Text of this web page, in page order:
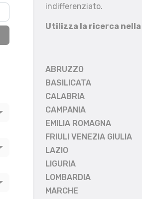
indifferenziato.
Utilizza la ricerca
ABRUZZO
BASILICATA
CALABRIA
CAMPANIA
EMILIA ROMAGNA
FRIULI VENEZIA GIULIA
LAZIO
LIGURIA
LOMBARDIA
MARCHE